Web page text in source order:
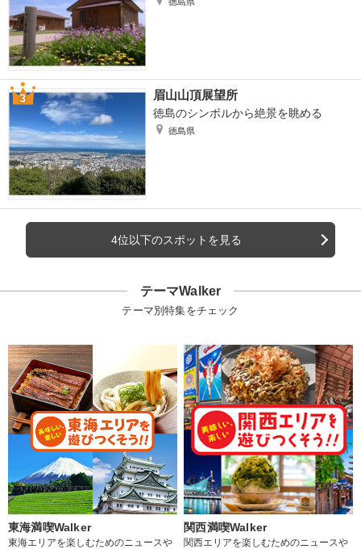
眉山山頂展望所
徳島のシンボルから絶景を眺める
徳島県
4位以下のスポットを見る
テーマWalker
テーマ別特集をチェック
東海満喫Walker
東海エリアを楽しむためのニュースや
関西満喫Walker
関西エリアを楽しむためのニュースや